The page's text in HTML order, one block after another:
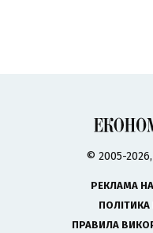
© 2005-
РЕКЛАМА
ПОЛІТИКА
ПРАВИЛА